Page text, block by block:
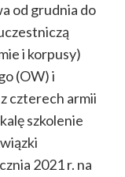
od grudnia do
i korpusy)
(OW) i
czterech armii
szkolenie
2021 r. na